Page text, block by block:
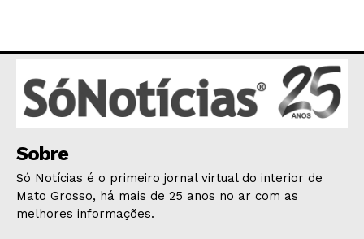
Sobre
Só Notícias é o primeiro jornal virtual do interior de
Mato Grosso, há mais de 25 anos no ar com as
melhores informações.